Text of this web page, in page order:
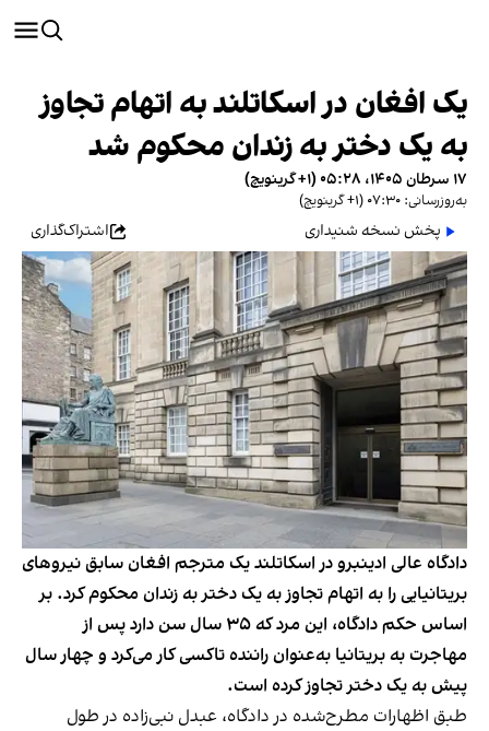
یک افغان در اسکاتلند به اتهام تجاوز
به یک دختر به زندان محکوم شد
۱۷ سرطان ۱۴۰۵، ۰۵:۲۸ (‎+۱ گرینویچ)
به‌روزرسانی: ۰۷:۳۰ (‎+۱ گرینویچ)
پخش نسخه شنیداری اشتراک‌گذاری
دادگاه عالی ادینبرو در اسکاتلند یک مترجم افغان سابق نیروهای
بریتانیایی را به اتهام تجاوز به یک دختر به زندان محکوم کرد. بر
اساس حکم دادگاه، این مرد که ۳۵ سال سن دارد پس از
مهاجرت به بریتانیا به‌عنوان راننده تاکسی کار می‌کرد و چهار سال
پیش به یک دختر تجاوز کرده است.
طبق اظهارات مطرح‌شده در دادگاه، عبدل نبی‌زاده در طول